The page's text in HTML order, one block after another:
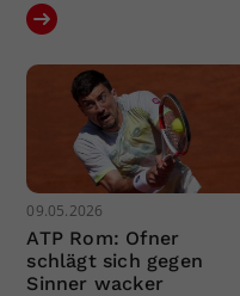
09.05.2026
ATP Rom: Ofner
schlägt sich gegen
Sinner wacker